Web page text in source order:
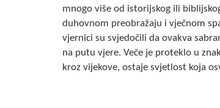
mnogo više od istorijskog ili
duhovnom preobražaju i vječnom
vjernici su svjedočili da ovakva
na putu vjere. Veče je proteklo u
kroz vijekove, ostaje svjetlost koja